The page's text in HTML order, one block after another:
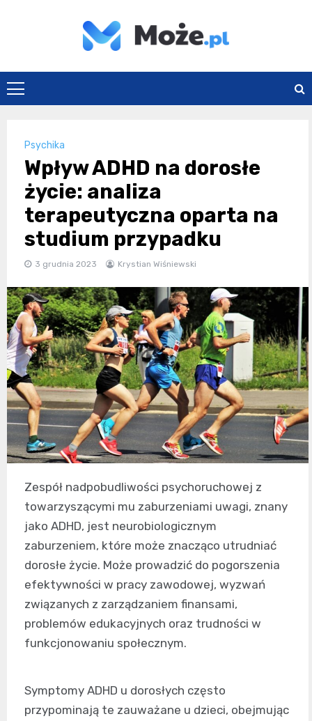
Może.pl
Psychika
Wpływ ADHD na dorosłe
życie: analiza
terapeutyczna oparta na
studium przypadku
3 grudnia 2023 Krystian Wiśniewski
Zespół nadpobudliwości psychoruchowej z
towarzyszącymi mu zaburzeniami uwagi, znany
jako ADHD, jest neurobiologicznym
zaburzeniem, które może znacząco utrudniać
dorosłe życie. Może prowadzić do pogorszenia
efektywności w pracy zawodowej, wyzwań
związanych z zarządzaniem finansami,
problemów edukacyjnych oraz trudności w
funkcjonowaniu społecznym.
Symptomy ADHD u dorosłych często
przypominają te zauważane u dzieci, obejmując